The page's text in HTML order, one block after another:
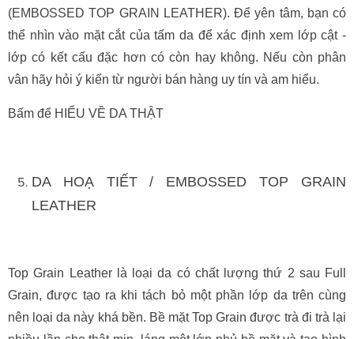
(EMBOSSED TOP GRAIN LEATHER). Để yên tâm, bạn có
thể nhìn vào mặt cắt của tấm da để xác định xem lớp cật -
lớp có kết cấu đặc hơn có còn hay không. Nếu còn phân
vân hãy hỏi ý kiến từ người bán hàng uy tín và am hiểu.
Bấm để HIỂU VỀ DA THẬT
DA HOẠ TIẾT / EMBOSSED TOP GRAIN
LEATHER
Top Grain Leather là loại da có chất lượng thứ 2 sau Full
Grain, được tạo ra khi tách bỏ một phần lớp da trên cùng
nên loại da này khá bền. Bề mặt Top Grain được trà đi trà lại